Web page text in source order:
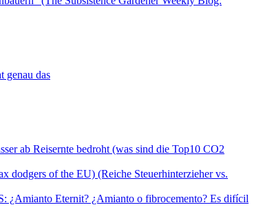
genau das
ab Reisernte bedroht (was sind die Top10 CO2
dodgers of the EU) (Reiche Steuerhinterzieher vs.
¿Amianto Eternit? ¿Amianto o fibrocemento? Es difícil